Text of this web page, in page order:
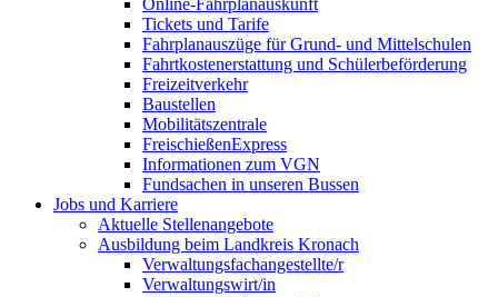
Online-Fahrplanauskunft
Tickets und Tarife
Fahrplanauszüge für Grund- und Mittelschulen
Fahrtkostenerstattung und Schülerbeförderung
Freizeitverkehr
Baustellen
Mobilitätszentrale
FreischießenExpress
Informationen zum VGN
Fundsachen in unseren Bussen
Jobs und Karriere
Aktuelle Stellenangebote
Ausbildung beim Landkreis Kronach
Verwaltungsfachangestellte/r
Verwaltungswirt/in